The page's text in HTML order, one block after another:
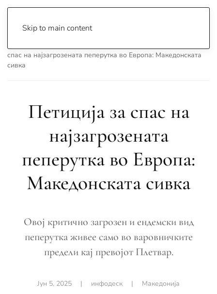
Skip to main content
спас на најзагрозената пеперутка во Европа: Македонската
сивка
Петиција за спас на
најзагрозената
пеперутка во Европа:
Македонската сивка
Овој критично загрозен и ендемски вид
пеперутка живее само во варовничките
предели кај превојот Плетвар.
Јун 5, 2025 | инфодеск | Македонија